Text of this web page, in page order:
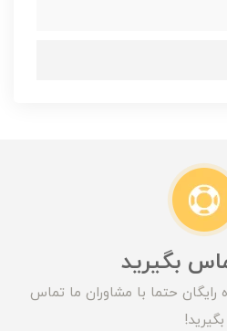
بگیرید
حتما با مشاوران ما تماس
بگیرید!